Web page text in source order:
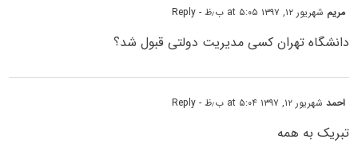
مریم شهریور ۱۲, ۱۳۹۷ at ۵:۰۵ ب٫ظ - Reply
دانشگاه تهران کسی مدیریت دولتی قبول شد؟
احمدشهریور ۱۲, ۱۳۹۷ at ۵:۰۴ ب٫ظ - Reply
تبریک به همه